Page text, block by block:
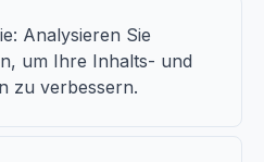
Analysieren Sie
um Ihre Inhalts- und
zu verbessern.